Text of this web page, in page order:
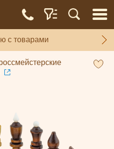
с товарами